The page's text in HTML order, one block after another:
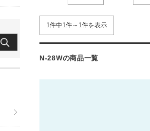
1件中1件～1件を表示
N-28Wの商品一覧